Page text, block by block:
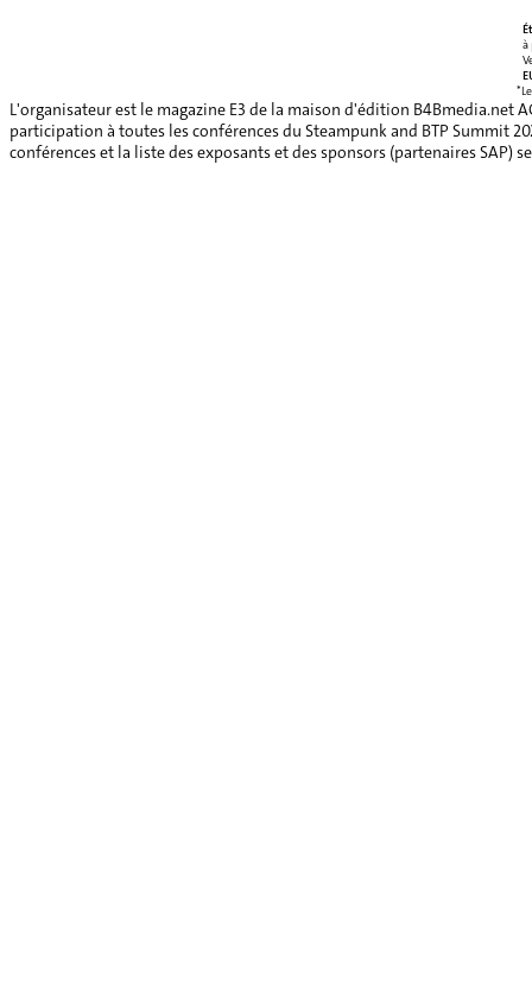
à
L'organisateur est le magazine E3 de la maison d'édition B4Bmedia.net
participation à toutes les conférences du Steampunk and BTP Summit
conférences et la liste des exposants et des sponsors (partenaires SAP)